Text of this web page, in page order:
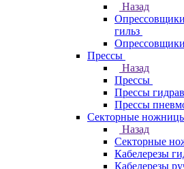
Назад
гильз
Прессы
Назад
Прессы
Прессы
Прессы
Секторные
Назад
Секторные
Кабелерезы
Кабелерезы